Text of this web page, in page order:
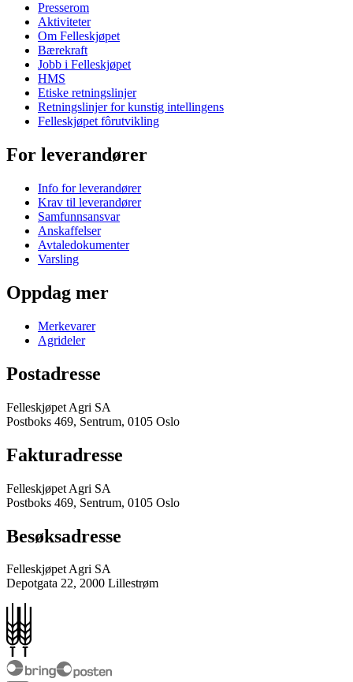
Presserom
Aktiviteter
Om Felleskjøpet
Bærekraft
Jobb i Felleskjøpet
HMS
Etiske retningslinjer
Retningslinjer for kunstig intellingens
Felleskjøpet fôrutvikling
For leverandører
Info for leverandører
Krav til leverandører
Samfunnsansvar
Anskaffelser
Avtaledokumenter
Varsling
Oppdag mer
Merkevarer
Agrideler
Postadresse
Felleskjøpet Agri SA
Postboks 469, Sentrum, 0105 Oslo
Fakturadresse
Felleskjøpet Agri SA
Postboks 469, Sentrum, 0105 Oslo
Besøksadresse
Felleskjøpet Agri SA
Depotgata 22, 2000 Lillestrøm